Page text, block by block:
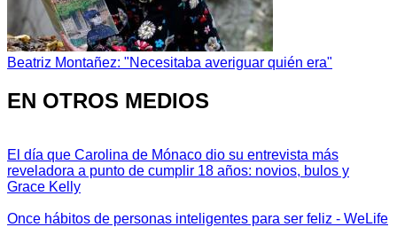
Beatriz Montañez: "Necesitaba averiguar quién era"
EN OTROS MEDIOS
El día que Carolina de Mónaco dio su entrevista más
reveladora a punto de cumplir 18 años: novios, bulos y
Grace Kelly
Once hábitos de personas inteligentes para ser feliz - WeLife